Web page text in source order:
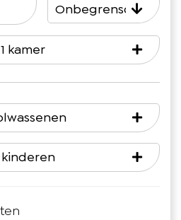
Onbegrensd
1 kamer